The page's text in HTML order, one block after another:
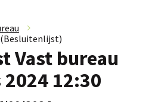
»
(Besluitenlijst)
Vast bureau
12:30